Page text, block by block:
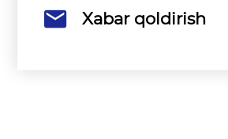
Xabar qoldirish